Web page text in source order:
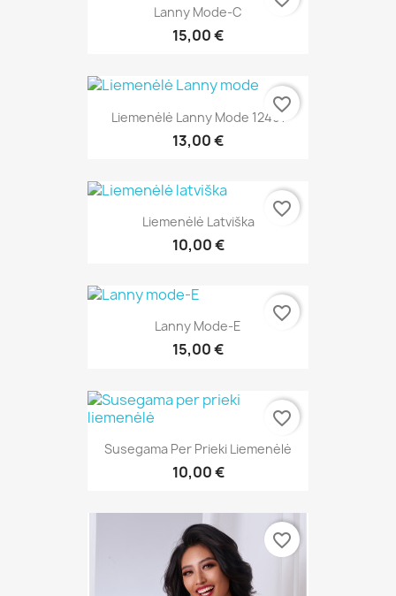
Lanny Mode-C
15,00 €
Liemenėlė Lanny Mode 12491
13,00 €
favorite_border
Liemenėlė Latviška
10,00 €
favorite_border
Lanny Mode-E
15,00 €
favorite_border
Susegama Per Prieki Liemenėlė
10,00 €
favorite_border
favorite_border